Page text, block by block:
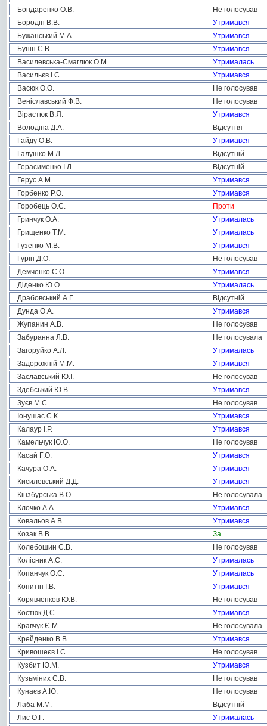
Бондаренко О.В.
Не голосував
Бородін В.В.
Утримався
Бужанський М.А.
Утримався
Бунін С.В.
Утримався
Василевська-Смаглюк О.М.
Утрималась
Васильєв І.С.
Утримався
Васюк О.О.
Не голосував
Веніславський Ф.В.
Не голосував
Вірастюк В.Я.
Утримався
Володіна Д.А.
Відсутня
Гайду О.В.
Утримався
Галушко М.Л.
Відсутній
Герасименко І.Л.
Відсутній
Герус А.М.
Утримався
Горбенко Р.О.
Утримався
Горобець О.С.
Проти
Гринчук О.А.
Утрималась
Грищенко Т.М.
Утрималась
Гузенко М.В.
Утримався
Гурін Д.О.
Не голосував
Демченко С.О.
Утримався
Діденко Ю.О.
Утрималась
Драбовський А.Г.
Відсутній
Дунда О.А.
Утримався
Жупанин А.В.
Не голосував
Забуранна Л.В.
Не голосувала
Загоруйко А.Л.
Утрималась
Задорожній М.М.
Утримався
Заславський Ю.І.
Не голосував
Здебський Ю.В.
Утримався
Зуєв М.С.
Не голосував
Іонушас С.К.
Утримався
Калаур І.Р.
Утримався
Камельчук Ю.О.
Не голосував
Касай Г.О.
Утримався
Качура О.А.
Утримався
Кисилевський Д.Д.
Утримався
Кінзбурська В.О.
Не голосувала
Клочко А.А.
Утримався
Ковальов А.В.
Утримався
Козак В.В.
За
Колебошин С.В.
Не голосував
Колісник А.С.
Утрималась
Копанчук О.Є.
Утрималась
Копитін І.В.
Утримався
Корявченков Ю.В.
Не голосував
Костюк Д.С.
Утримався
Кравчук Є.М.
Не голосувала
Крейденко В.В.
Утримався
Кривошеєв І.С.
Не голосував
Кузбит Ю.М.
Утримався
Кузьміних С.В.
Не голосував
Кунаєв А.Ю.
Не голосував
Лаба М.М.
Відсутній
Лис О.Г.
Утрималась